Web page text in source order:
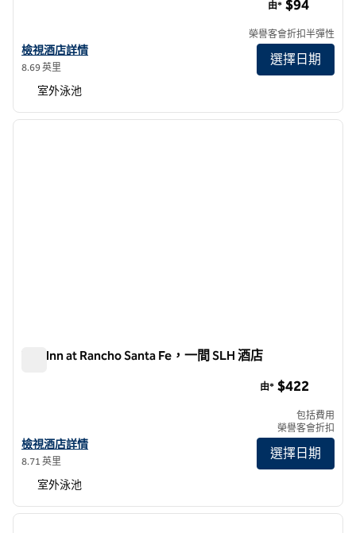
查看希爾頓分時度假俱樂部 MarBrisa Carlsbad 的酒店詳情
檢視酒店詳情
8.69 英里
由* $94
榮譽客會折扣半彈性
選擇日期
室外泳池
第 1 頁，共 12 頁
下一
The Inn at Rancho Santa Fe，一間 SLH 酒店
查看 SLH 酒店 Rancho Santa Fe 酒店詳情
檢視酒店詳情
8.71 英里
由* $422
包括費用
榮譽客會折扣
選擇日期
室外泳池
第 1 頁，共 12 頁
下一